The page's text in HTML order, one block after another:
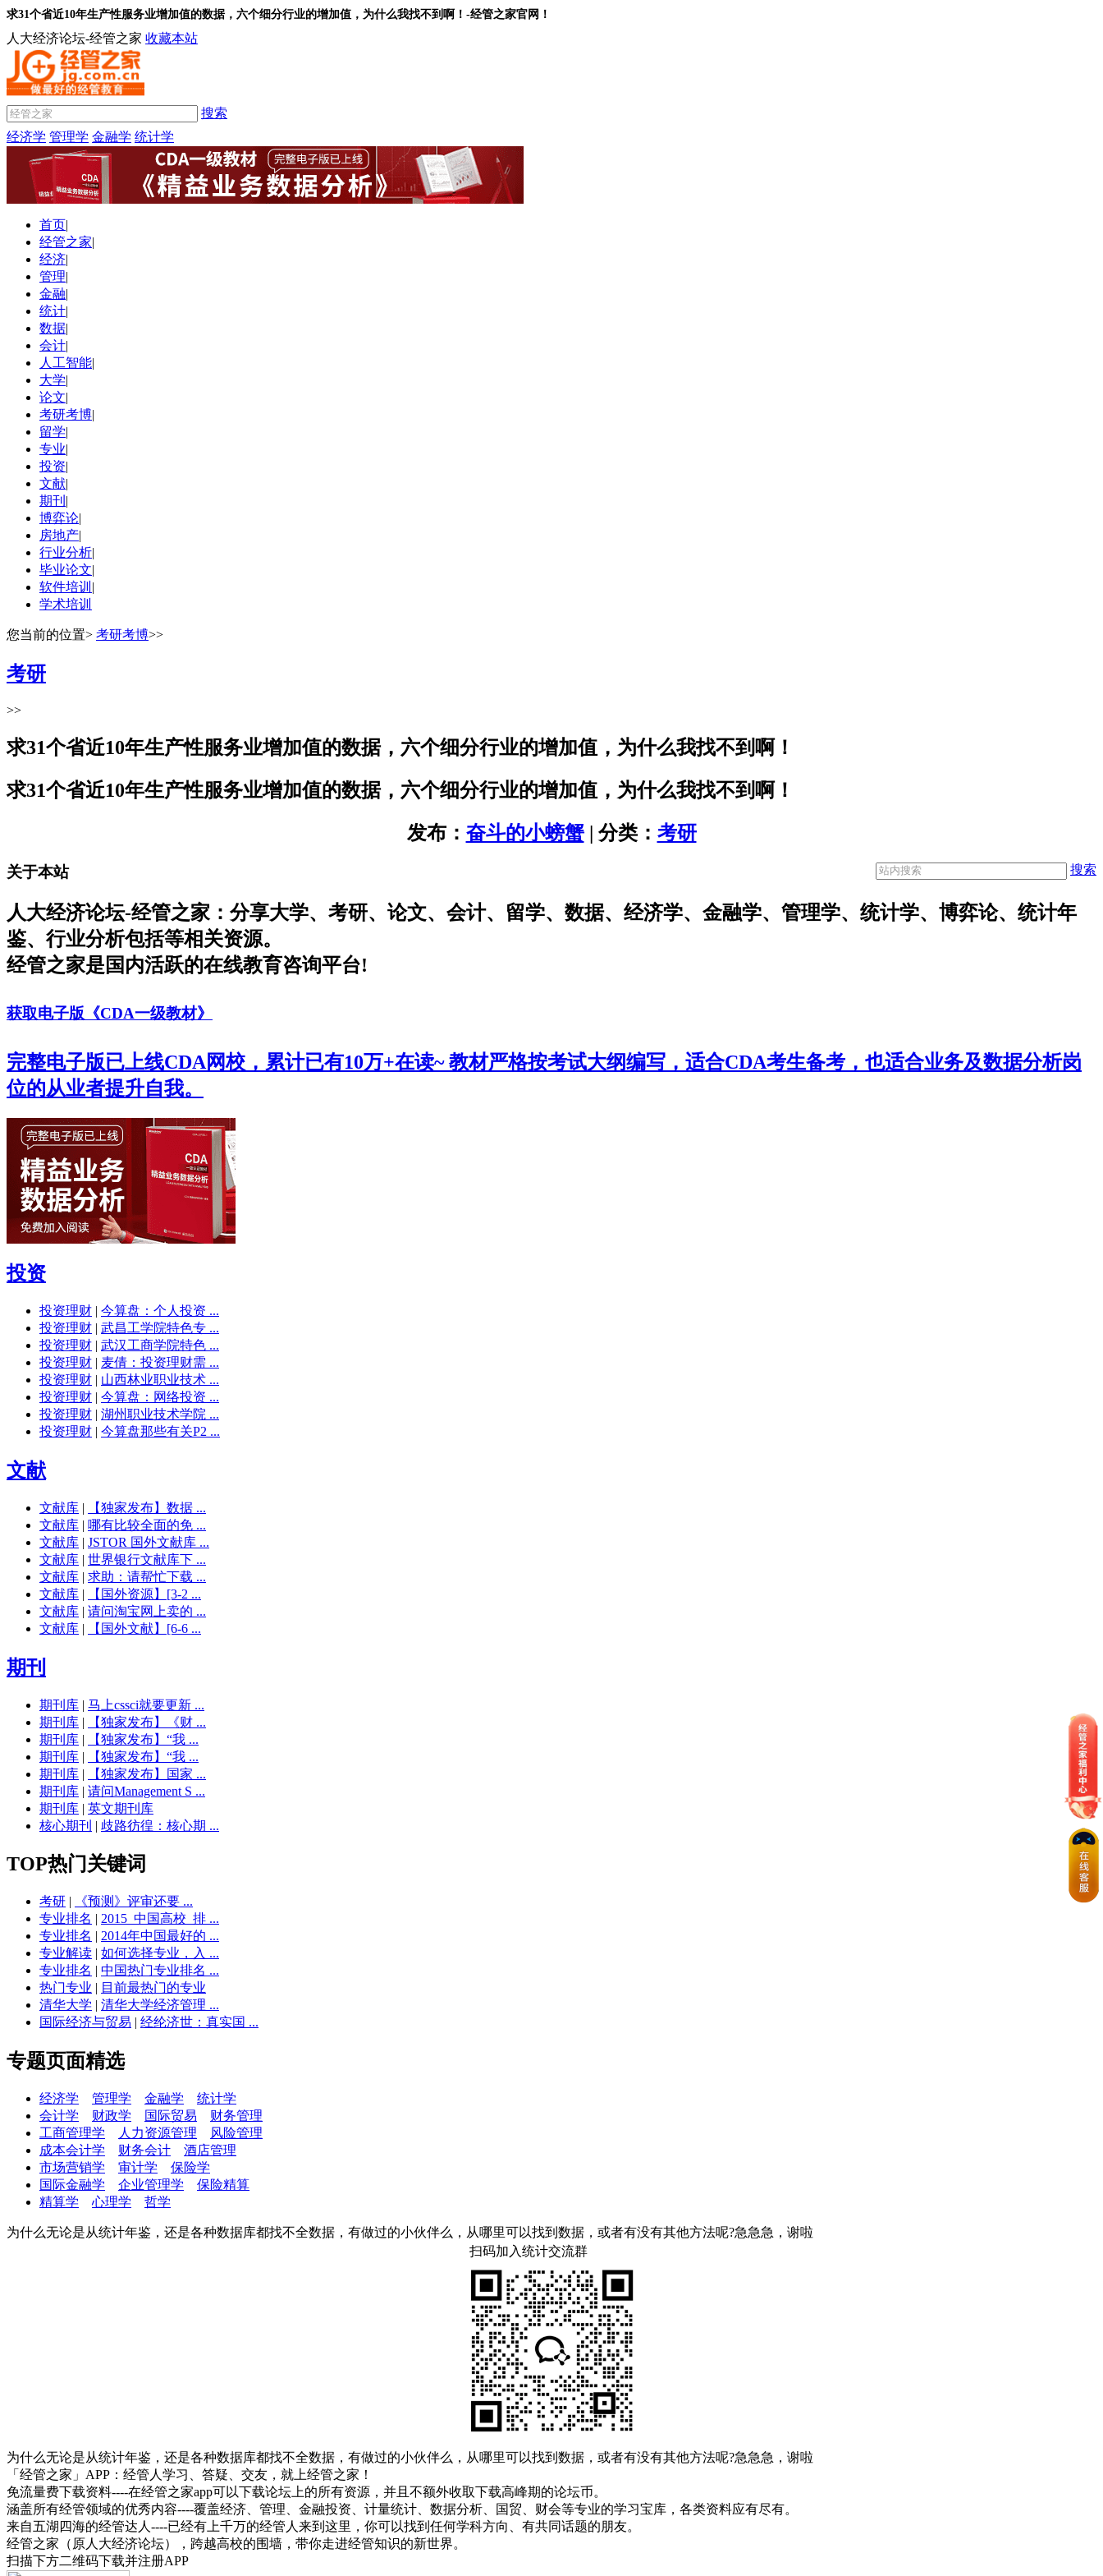
求31个省近10年生产性服务业增加值的数据，六个细分行业的增加值，为什么我找不到啊！-经管之家官网！
人大经济论坛-经管之家 收藏本站
搜索
经济学 管理学 金融学 统计学
首页|
经管之家|
经济|
管理|
金融|
统计|
数据|
会计|
人工智能|
大学|
论文|
考研考博|
留学|
专业|
投资|
文献|
期刊 |
博弈论|
房地产|
行业分析|
毕业论文|
软件培训 |
学术培训
您当前的位置> 考研考博>>
考研
>>
求31个省近10年生产性服务业增加值的数据，六个细分行业的增加值，为什么我找不到啊！
求31个省近10年生产性服务业增加值的数据，六个细分行业的增加值，为什么我找不到啊！
发布： 奋斗的小螃蟹| 分类： 考研
搜索
关于本站
人大经济论坛-经管之家：分享大学、考研、论文、会计、留学、数据、经济学、金融学、管理学、统计学、博弈论、统计年
鉴、行业分析包括等相关资源。
经管之家是国内活跃的在线教育咨询平台!
获取电子版《CDA一级教材》
完整电子版已上线CDA网校，累计已有10万+在读~ 教材严格按考试大纲编写，适合CDA考生备考，也适合业务及数据分析岗
位的从业者提升自我。
投资
投资理财 | 今算盘：个人投资 ...
投资理财 | 武昌工学院特色专 ...
投资理财 | 武汉工商学院特色 ...
投资理财 | 麦倩：投资理财需 ...
投资理财 | 山西林业职业技术 ...
投资理财 | 今算盘：网络投资 ...
投资理财 | 湖州职业技术学院 ...
投资理财 | 今算盘那些有关P2 ...
文献
文献库 |
【独家发布】数据 ...
文献库 | 哪有比较全面的免 ...
文献库 | JSTOR 国外文献库 ...
文献库 | 世界银行文献库下 ...
文献库 | 求助：请帮忙下载 ...
文献库 |
【国外资源】[3-2 ...
文献库 | 请问淘宝网上卖的 ...
文献库 | 【国外文献】[6-6 ...
期刊
期刊库 | 马上cssci就要更新 ...
期刊库 |
【独家发布】《财 ...
期刊库 |
【独家发布】“我 ...
期刊库 |
【独家发布】“我 ...
期刊库 |
【独家发布】国家 ...
期刊库 | 请问Management S ...
期刊库 | 英文期刊库
核心期刊 | 歧路彷徨：核心期 ...
TOP热门关键词
考研 |
《预测》评审还要 ...
专业排名 | 2015_中国高校_排 ...
专业排名 | 2014年中国最好的 ...
专业解读 | 如何选择专业，入 ...
专业排名 | 中国热门专业排名 ...
热门专业 | 目前最热门的专业
清华大学 | 清华大学经济管理 ...
国际经济与贸易 | 经纶济世：真实国 ...
专题页面精选
经济学 管理学 金融学
统计学
会计学
财政学 国际贸易
财务管理
工商管理学
人力资源管理
风险管理
成本会计学
财务会计
酒店管理
市场营销学
审计学
保险学
国际金融学
企业管理学
保险精算
精算学
心理学 哲学
为什么无论是从统计年鉴，还是各种数据库都找不全数据，有做过的小伙伴么，从哪里可以找到数据，或者有没有其他方法呢?急急急，谢啦
扫码加入统计交流群
为什么无论是从统计年鉴，还是各种数据库都找不全数据，有做过的小伙伴么，从哪里可以找到数据，或者有没有其他方法呢?急急急，谢啦
「经管之家」APP：经管人学习、答疑、交友，就上经管之家！
免流量费下载资料----在经管之家app可以下载论坛上的所有资源，并且不额外收取下载高峰期的论坛币。
涵盖所有经管领域的优秀内容----覆盖经济、管理、金融投资、计量统计、数据分析、国贸、财会等专业的学习宝库，各类资料应有尽有。
来自五湖四海的经管达人----已经有上千万的经管人来到这里，你可以找到任何学科方向、有共同话题的朋友。
经管之家（原人大经济论坛），跨越高校的围墙，带你走进经管知识的新世界。
扫描下方二维码下载并注册APP